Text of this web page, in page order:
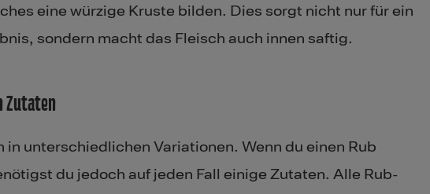
eine würzige Kruste bilden. Dies sorgt nicht nur für ein
sondern macht das Fleisch auch innen saftig.
Zutaten
unterschiedlichen Variationen. Wenn du einen Rub
du jedoch auf jeden Fall einige Zutaten. Alle Rub-